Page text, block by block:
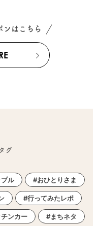
ンはこちら
グ
ル おひとりさま
行ってみたレポ
ンカー まちネタ